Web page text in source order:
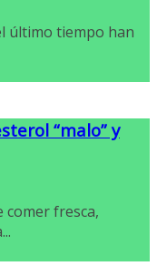
último tiempo han
“malo” y
comer fresca,